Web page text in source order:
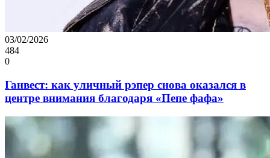
03/02/2026
484
0
Ганвест: как уличный рэпер снова оказался в
центре внимания благодаря «Пепе фафа»